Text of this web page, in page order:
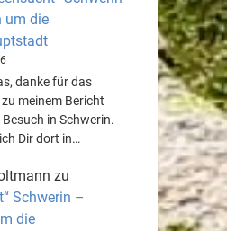
um die
danke für das
meinem Bericht
in Schwerin.
Dir dort in…
zu
Schwerin –
die